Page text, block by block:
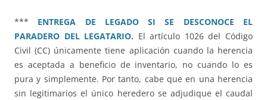
*** ENTREGA DE LEGADO SI SE DESCONOCE EL
PARADERO DEL LEGATARIO. El artículo 1026 del Código
Civil (CC) únicamente tiene aplicación cuando la herencia
es aceptada a beneficio de inventario, no cuando lo es
pura y simplemente. Por tanto, cabe que en una herencia
sin legitimarios el único heredero se adjudique el caudal